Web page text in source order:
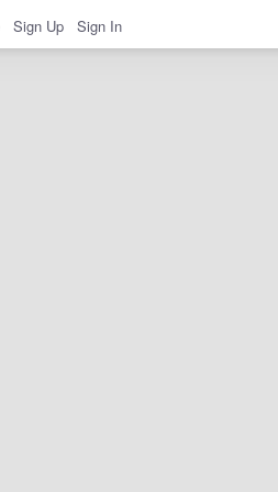
Sign Up Sign In